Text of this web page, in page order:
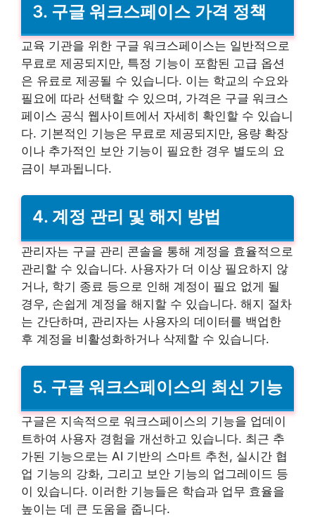
3. 구글 워크스페이스 가격 정책
교육 기관을 위한 구글 워크스페이스는 일반적으로
무료로 제공되지만, 특정 기능이 포함된 고급 옵션
은 유료로 제공될 수 있습니다. 이는 학교의 수요와
필요에 따라 선택할 수 있으며, 가격은 구글 워크스
페이스 공식 웹사이트에서 자세히 확인할 수 있습니
다. 기본적인 기능은 무료로 제공되지만, 용량 확장
이나 추가적인 보안 기능이 필요한 경우 별도의 요
금이 부과됩니다.
4. 계정 관리 및 해지 방법
관리자는 구글 관리 콘솔을 통해 계정을 효율적으로
관리할 수 있습니다. 사용자가 더 이상 필요하지 않
거나, 학기 종료 등으로 인해 계정이 필요 없게 될
경우, 손쉽게 계정을 해지할 수 있습니다. 해지 절차
는 간단하며, 관리자는 사용자의 데이터를 백업한
후 계정을 비활성화하거나 삭제할 수 있습니다.
5. 구글 워크스페이스의 최신 기능
구글은 지속적으로 워크스페이스의 기능을 업데이
트하여 사용자 경험을 개선하고 있습니다. 최근 추
가된 기능으로는 AI 기반의 스마트 추천, 실시간 협
업 기능의 강화, 그리고 보안 기능의 업그레이드 등
이 있습니다. 이러한 기능들은 학습과 업무 효율을
높이는 데 큰 도움을 줍니다.